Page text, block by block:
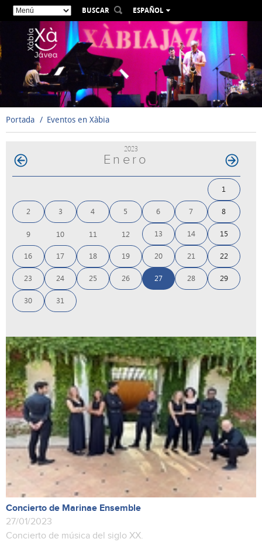
BUSCAR
ESPAÑOL
VALENCIÀ
ENGLISH
DEUTSCH
РУССКИЙ
Portada Eventos en Xàbia
2023
Enero
1
2 3 4 5 6 7 8
9 10 11 12 13 14 15
16 17 18 19 20 21 22
23 24 25 26 27 28 29
30 31
Concierto de Marinae Ensemble
27/01/2023
Concierto de música del siglo XX.